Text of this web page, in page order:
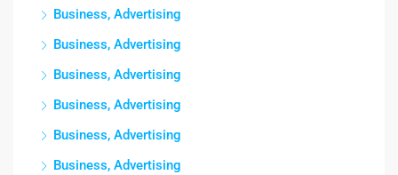
Business, Advertising
Business, Advertising
Business, Advertising
Business, Advertising
Business, Advertising
Business, Advertising